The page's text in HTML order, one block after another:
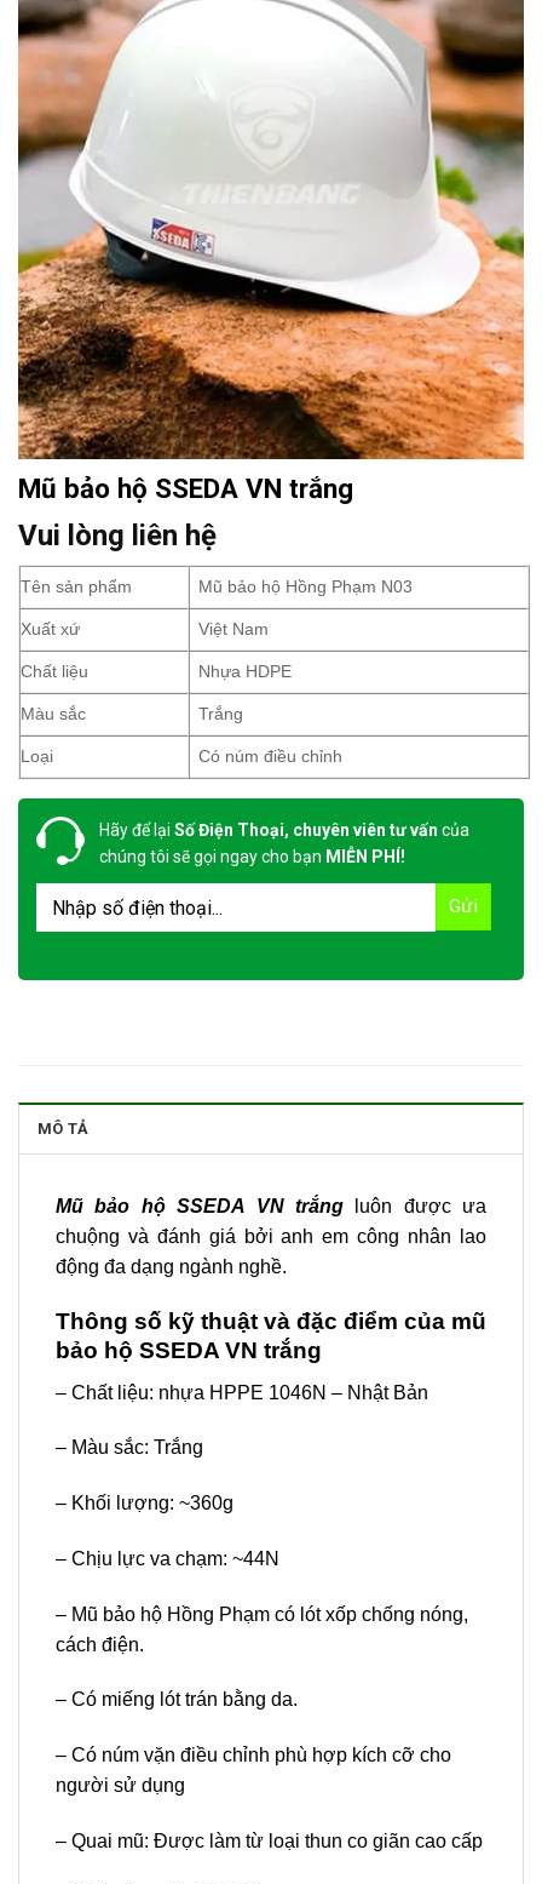
Mũ bảo hộ SSEDA VN trắng
Vui lòng liên hệ
Tên sản phẩm Mũ bảo hộ Hồng Phạm N03
Xuất xứ Việt Nam
Chất liệu Nhựa HDPE
Màu sắc Trắng
Loại Có núm điều chỉnh
Hãy để lại Số Điện Thoại, chuyên viên tư vấn của
chúng tôi sẽ gọi ngay cho bạn MIỄN PHÍ!
MÔ TẢ
Mũ bảo hộ SSEDA VN trắngluôn được ưa
chuộng và đánh giá bởi anh em công nhân lao
động đa dạng ngành nghề.
Thông số kỹ thuật và đặc điểm của mũ
bảo hộ SSEDA VN trắng
– Chất liệu: nhựa HPPE 1046N – Nhật Bản
– Màu sắc: Trắng
– Khối lượng: ~360g
– Chịu lực va chạm: ~44N
– Mũ bảo hộ Hồng Phạm có lót xốp chống nóng,
cách điện.
– Có miếng lót trán bằng da.
– Có núm vặn điều chỉnh phù hợp kích cỡ cho
người sử dụng
– Quai mũ: Được làm từ loại thun co giãn cao cấp